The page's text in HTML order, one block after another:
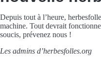
Depuis tout à l’heure,
machine. Tout devrait
soucis, prévenez nous !
Les admins d’herbesfolles.org